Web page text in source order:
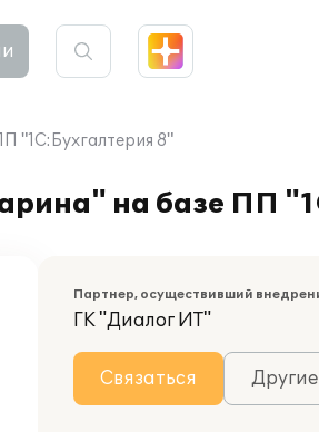
"1С:Бухгалтерия 8"
на базе ПП
Партнер, осуществивший
ГК "Диалог ИТ"
Связаться